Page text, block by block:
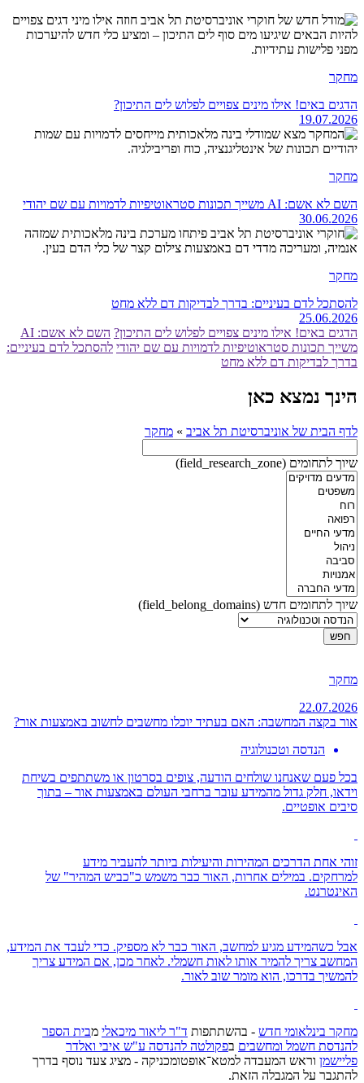
מחקר
הדגים באים! אילו מינים צפויים לפלוש לים התיכון?
19.07.2026
מחקר
השם לא אשם: AI משייך תכונות סטראוטיפיות לדמויות עם שם יהודי
30.06.2026
מחקר
להסתכל לדם בעיניים: בדרך לבדיקות דם ללא מחט
25.06.2026
הדגים באים! אילו מינים צפויים לפלוש לים התיכון?
השם לא אשם: AI
משייך תכונות סטראוטיפיות לדמויות עם שם יהודי להסתכל לדם בעיניים:
בדרך לבדיקות דם ללא מחט
הינך נמצא כאן
לדף הבית של אוניברסיטת תל אביב » מחקר
שיוך לתחומים (field_research_zone)
שיוך לתחומים חדש (field_belong_domains)
מחקר
22.07.2026
אור בקצה המחשבה: האם בעתיד יוכלו מחשבים לחשוב באמצעות אור?
הנדסה וטכנולוגיה
בכל פעם שאנחנו שולחים הודעה, צופים בסרטון או משתתפים בשיחת
וידאו, חלק גדול מהמידע עובר ברחבי העולם באמצעות אור – בתוך
סיבים אופטיים.
זוהי אחת הדרכים המהירות והיעילות ביותר להעביר מידע
למרחקים. במילים אחרות, האור כבר משמש כ"כביש המהיר" של
האינטרנט.
אבל כשהמידע מגיע למחשב, האור כבר לא מספיק. כדי לעבד את המידע,
המחשב צריך להמיר אותו לאות חשמלי. לאחר מכן, אם המידע צריך
להמשיך בדרכו, הוא מומר שוב לאור.
מחקר בינלאומי חדש - בהשתתפות ד"ר ליאור מיכאלי מבית הספר
להנדסת חשמל ומחשבים בפקולטה להנדסה ע"ש איבי ואלדר
פליישמן וראש המעבדה למטא־אופטומכניקה - מציג צעד נוסף בדרך
להתגבר על המגבלה הזאת.